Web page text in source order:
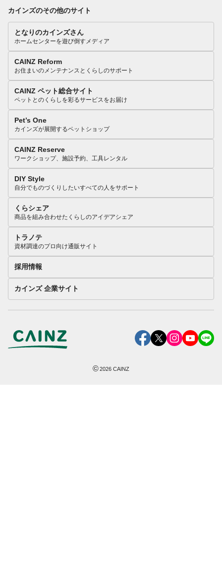
カインズのその他のサイト
となりのカインズさん
ホームセンターを遊び倒すメディア
CAINZ Reform
お住まいのメンテナンスとくらしのサポート
CAINZ ペット総合サイト
ペットとのくらしを彩るサービスをお届け
Pet’s One
カインズが展開するペットショップ
CAINZ Reserve
ワークショップ、施設予約、工具レンタル
DIY Style
自分でものづくりしたいすべての人をサポート
くらシェア
商品を組み合わせたくらしのアイデアシェア
トラノテ
資材調達のプロ向け通販サイト
採用情報
カインズ 企業サイト
©2026 CAINZ